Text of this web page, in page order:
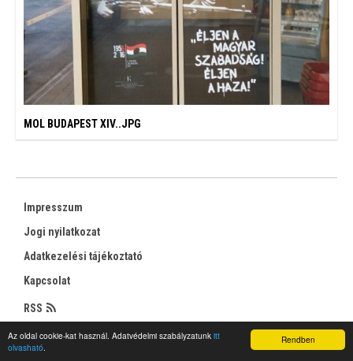
Rendben
Az oldal cookie-kat használ. Adatvédelmi szabályzatunk itt
olvasható.
MOL BUDAPEST XIV..JPG
Impresszum
Jogi nyilatkozat
Adatkezelési tájékoztató
Kapcsolat
RSS